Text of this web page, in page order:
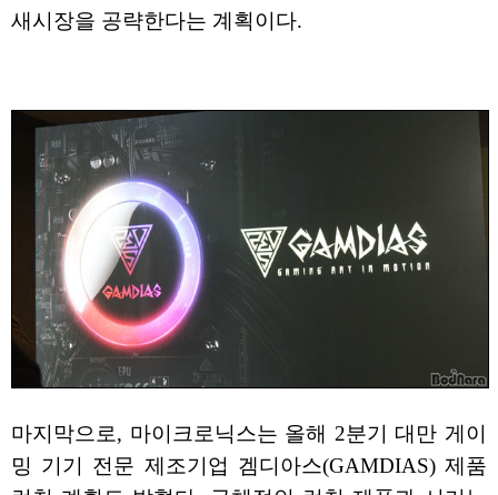
새시장을 공략한다는 계획이다.
마지막으로, 마이크로닉스는 올해 2분기 대만 게이
밍 기기 전문 제조기업 겜디아스(GAMDIAS) 제품